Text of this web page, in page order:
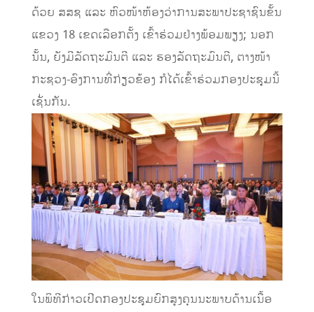
ດ້ວຍ ສສຊ ແລະ ຫົວໜ້າຫ້ອງວ່າການສະພາປະຊາຊົນຂັ້ນ
ແຂວງ 18 ເຂດເລືອກຕັ້ງ ເຂົ້າຮ່ວມຢ່າງພ້ອມພຽງ; ນອກ
ນັ້ນ, ຍັງມີລັດຖະມົນຕີ ແລະ ຮອງລັດຖະມົນຕີ, ຕາງໜ້າ
ກະຊວງ-ອົງການທີ່ກ່ຽວຂ້ອງ ກໍໄດ້ເຂົ້າຮ່ວມກອງປະຊຸມນີ້
ເຊັ່ນກັນ.
ໃນພິທີກ່າວເປີດກອງປະຊຸມຍົກສູງຄຸນນະພາບດ້ານເນື້ອ